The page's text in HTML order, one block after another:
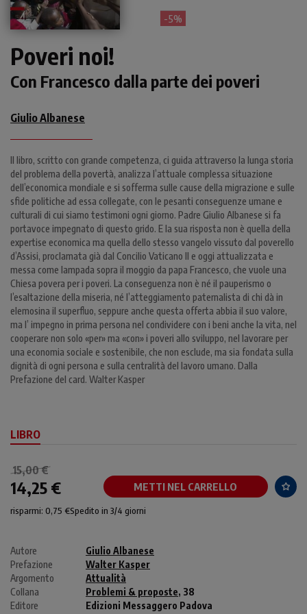
- 5%
Poveri noi!
Con Francesco dalla parte dei poveri
Giulio Albanese
Il libro, scritto con grande competenza, ci guida attraverso la lunga storia
del problema della povertà, analizza l’attuale complessa situazione
dell’economica mondiale e si sofferma sulle cause della migrazione e sulle
sfide politiche ad essa collegate, con le pesanti conseguenze umane e
culturali di cui siamo testimoni ogni giorno. Padre Giulio Albanese si fa
portavoce impegnato di questo grido. E la sua risposta non è quella della
expertise economica ma quella dello stesso vangelo vissuto dal poverello
d’Assisi, proclamata già dal Concilio Vaticano II e oggi attualizzata e
messa come lampada sopra il moggio da papa Francesco, che vuole una
Chiesa povera per i poveri. La conseguenza non è né il pauperismo o
l’esaltazione della miseria, né l’atteggiamento paternalista di chi dà in
elemosina il superfluo, seppure anche questa offerta abbia il suo valore,
ma l’ impegno in prima persona nel condividere con i beni anche la vita, nel
cooperare non solo «per» ma «con» i poveri allo sviluppo, nel lavorare per
una economia sociale e sostenibile, che non esclude, ma sia fondata sulla
dignità di ogni persona e sulla centralità del lavoro umano. Dalla
Prefazione del card. Walter Kasper
LIBRO
15,00 €
14,25 € METTI NEL CARRELLO
risparmi: 0,75 €Spedito in 3/4 giorni
Autore
Giulio Albanese
Prefazione
Walter Kasper
Argomento
Attualità
Collana
Problemi & proposte, 38
Editore
Edizioni Messaggero Padova